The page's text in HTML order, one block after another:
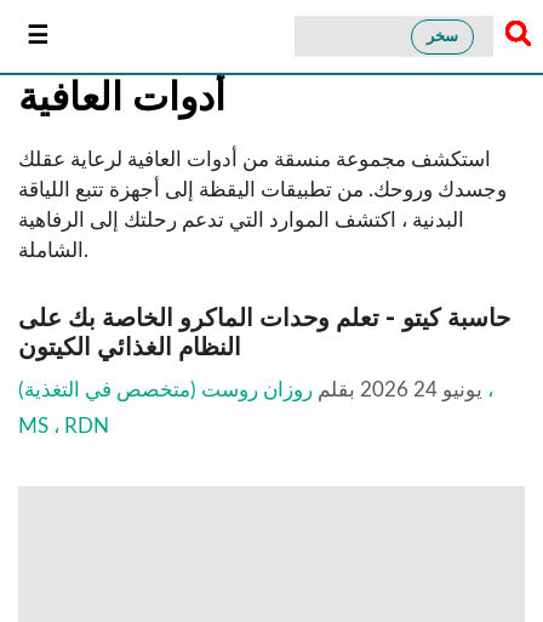
سخر
أدوات العافية
استكشف مجموعة منسقة من أدوات العافية لرعاية عقلك
وجسدك وروحك. من تطبيقات اليقظة إلى أجهزة تتبع اللياقة
البدنية ، اكتشف الموارد التي تدعم رحلتك إلى الرفاهية
الشاملة.
حاسبة كيتو - تعلم وحدات الماكرو الخاصة بك على
النظام الغذائي الكيتون
يونيو 24 2026 بقلم روزان روست (متخصص في التغذية) ،
MS ، RDN